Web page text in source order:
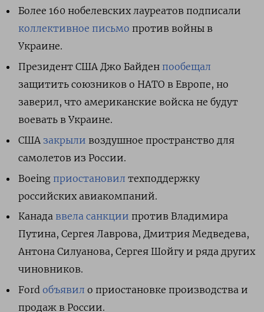
Более 160 нобелевских лауреатов подписали
коллективное письмо против войны в
Украине.
Президент США Джо Байден пообещал
защитить союзников о НАТО в Европе, но
заверил, что американские войска не будут
воевать в Украине.
США закрыли воздушное пространство для
самолетов из России.
Boeing приостановил техподдержку
российских авиакомпаний.
Канада ввела санкции против Владимира
Путина, Сергея Лаврова, Дмитрия Медведева,
Антона Силуанова, Сергея Шойгу и ряда других
чиновников.
Fordобъявил о приостановке производства и
продаж в России.